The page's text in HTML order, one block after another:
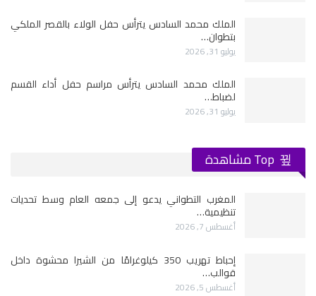
الملك محمد السادس يترأس حفل الولاء بالقصر الملكي
بتطوان…
يوليو 31, 2026
الملك محمد السادس يترأس مراسم حفل أداء القسم
لضباط…
يوليو 31, 2026
المغرب التطواني يدعو إلى جمعه العام وسط تحديات
تنظيمية…
أغسطس 7, 2026
إحباط تهريب 350 كيلوغرامًا من الشيرا محشوة داخل
قوالب…
أغسطس 5, 2026